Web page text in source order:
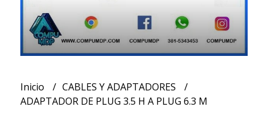
Inicio
CABLES Y ADAPTADORES
ADAPTADOR DE PLUG 3.5 H A PLUG 6.3 M